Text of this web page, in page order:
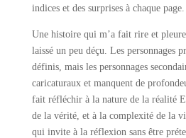
indices et des surprises à chaque page.
Une histoire qui m’a fait rire et
laissé un peu déçu. Les personnages
définis, mais les personnages
caricaturaux et manquent de
fait réfléchir à la nature de la réalité
de la vérité, et à la complexité de la
qui invite à la réflexion sans être